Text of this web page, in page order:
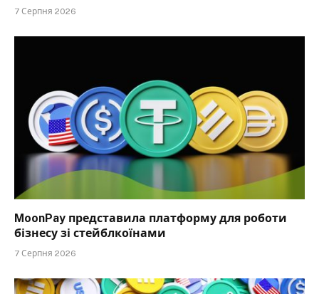
7 Серпня 2026
MoonPay представила платформу для роботи
бізнесу зі стейблкоїнами
7 Серпня 2026